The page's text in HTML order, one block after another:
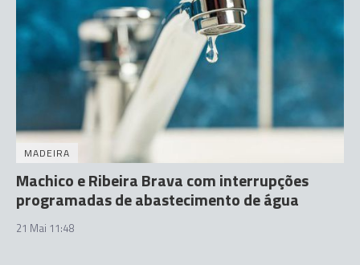
MADEIRA
Machico e Ribeira Brava com interrupções
programadas de abastecimento de água
21 Mai 11:48